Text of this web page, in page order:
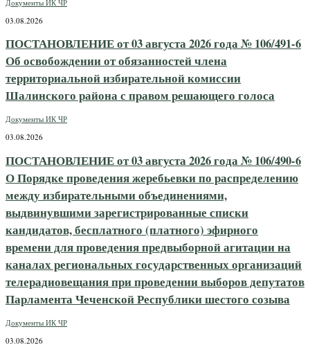
Документы ИК ЧР
03.08.2026
ПОСТАНОВЛЕНИЕ от 03 августа 2026 года № 106/491-6
Об освобождении от обязанностей члена
территориальной избирательной комиссии
Шалинского района с правом решающего голоса
Документы ИК ЧР
03.08.2026
ПОСТАНОВЛЕНИЕ от 03 августа 2026 года № 106/490-6
О Порядке проведения жеребьевки по распределению
между избирательными объединениями,
выдвинувшими зарегистрированные списки
кандидатов, бесплатного (платного) эфирного
времени для проведения предвыборной агитации на
каналах региональных государственных организаций
телерадиовещания при проведении выборов депутатов
Парламента Чеченской Республики шестого созыва
Документы ИК ЧР
03.08.2026